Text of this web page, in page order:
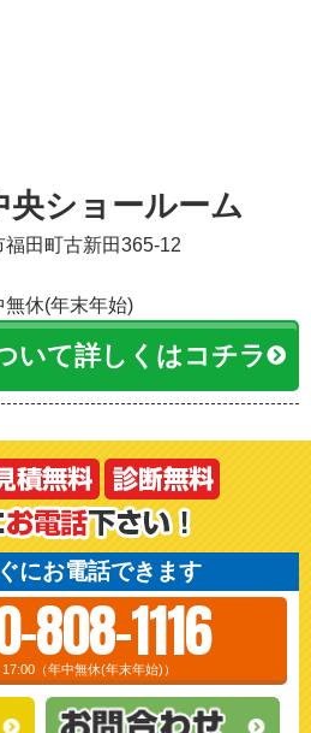
央ショールーム
田町古新田365-12
無休(年末年始)
いて詳しくはコチラ
にお電話できます
808-1116
（年中無休(年末年始)）